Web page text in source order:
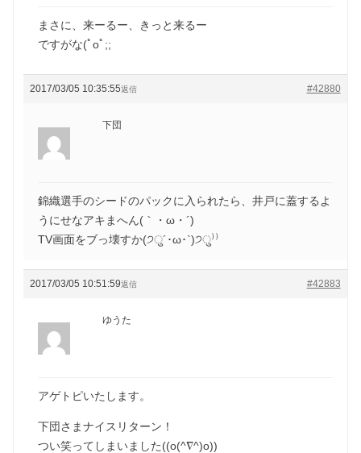
まさに、来ーるー、きっと来るー
ですがな(ﾟoﾟ;;
2017/03/05 10:35:55 #42880
返信
下団
錦織選手のシードのパックに入られたら、井戸に蓋するよ
うにせなアキまへん(｀・ω・´)ゞ
TV画面をブっ壊すか(੭ु´･ω･`)੭ु⁾⁾
2017/03/05 10:51:59 #42883
返信
ゆうた
アゲトピいたします。
下団さまナイスリターン！
つい笑ってしまいました((o(^∇^)o))